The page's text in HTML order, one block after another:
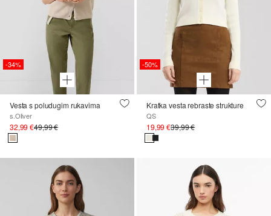
-34%
Vesta s poludugim rukavima
s.Oliver
32,99 €49,99 €
-50%
Kratka vesta rebraste strukture
QS
19,99 €39,99 €